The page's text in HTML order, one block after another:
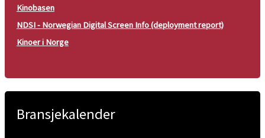
Kinobasen
NDSI - Norwegian Digital Screen Info (deployment report)
Kinoer i Norge
Bransjekalender